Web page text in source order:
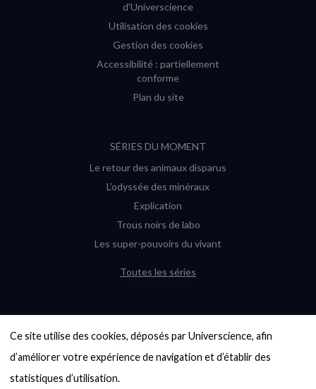
Ce site utilise des cookies, déposés par Universcience, afin
d’améliorer votre expérience de navigation et d’établir des
statistiques d’utilisation.
d'Universcience
Utilisation des cookies
Gestion des cookies
Accessibilité : partiellement
conforme
Plan du site
SÉRIES DU MOMENT
Le retour des animaux disparus
L’odyssée des minéraux
Explication
Trous noirs de labo
Les super-pouvoirs du vivant
Toutes les séries
6000 exoplanètes, et pas de « Terre »
en vue ?
Quel avenir pour les cryptos ?